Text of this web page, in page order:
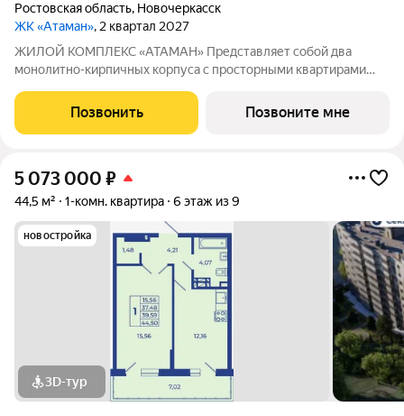
Ростовская область, Новочеркасск
ЖК «Атаман», 2 квартал 2027
ЖИЛОЙ КОМПЛЕКС «АТАМАН» Представляет собой два
монолитно-кирпичных корпуса с просторными квартирами
территории организовано озеленение, детские и спортивные
площадки с зонами для отдыха. Рядом
Позвонить Позвоните мне
5 073 000 ₽
44,5 м² 1-комн. квартира 6 этаж из 9
новостройка
3D-тур